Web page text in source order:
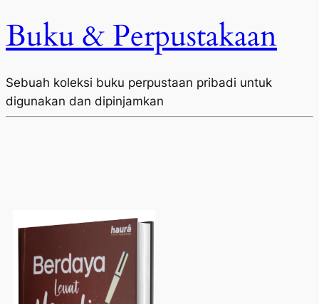
Buku & Perpustakaan
Sebuah koleksi buku perpustaan pribadi untuk
digunakan dan dipinjamkan